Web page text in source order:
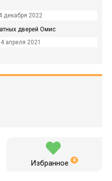
декабря 2022
дверей Омис
апреля 2021
Избранное 0